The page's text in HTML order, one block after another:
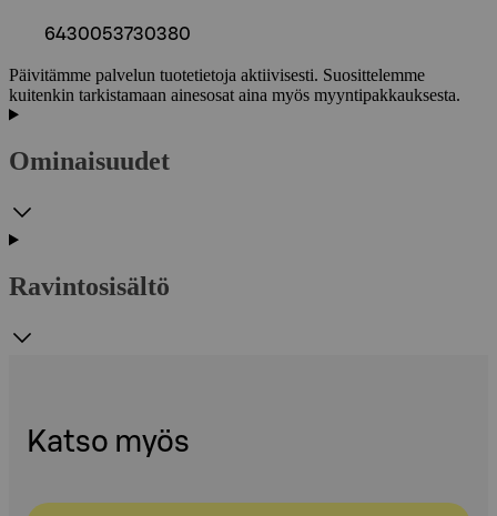
6430053730380
Päivitämme palvelun tuotetietoja aktiivisesti. Suosittelemme
kuitenkin tarkistamaan ainesosat aina myös myyntipakkauksesta.
Ominaisuudet
Ravintosisältö
Katso myös